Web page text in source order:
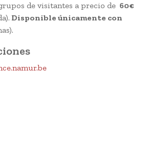
de visitantes a precio de 60€
Disponible únicamente con